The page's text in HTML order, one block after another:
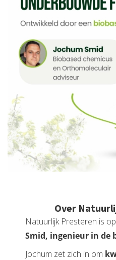
Over
Natuurlijk Presteren is
Smid, ingenieur in de
Jochum zet zich in om